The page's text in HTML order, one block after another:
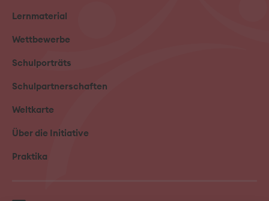
Lernmaterial
Wettbewerbe
Schulporträts
Schulpartnerschaften
Weltkarte
Über die Initiative
Praktika